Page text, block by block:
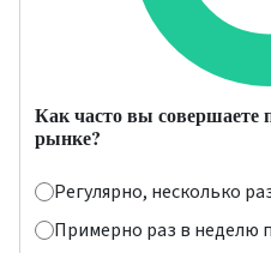
Как часто вы совершаете
рынке?
Регулярно, несколько
Примерно раз в неделю